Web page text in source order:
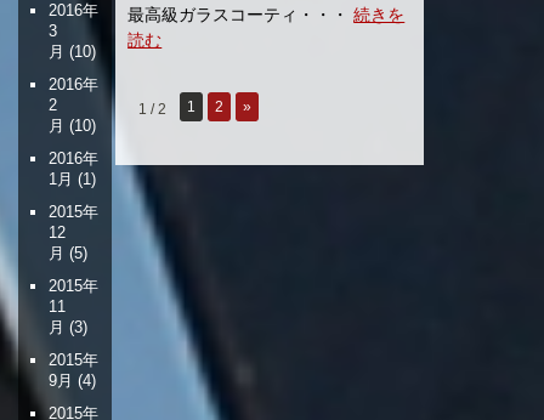
最高級ガラスコーティ・・・続きを
読む
1 / 2 1 2 »
2016年
3
月 (10)
2016年
2
月 (10)
2016年
1月 (1)
2015年
12
月 (5)
2015年
11
月 (3)
2015年
9月 (4)
2015年